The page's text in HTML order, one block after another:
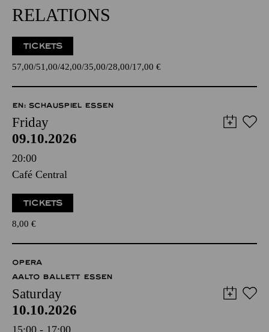
RELATIONS
TICKETS
57,00 51,00 42,00 35,00 28,00 17,00 €
EN: SCHAUSPIEL ESSEN
Friday
09.10.2026
20:00
Café Central
TICKETS
8,00 €
OPERA
AALTO BALLETT ESSEN
Saturday
10.10.2026
15:00 - 17:00